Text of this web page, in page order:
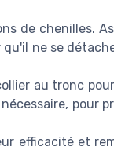
de chenilles.
ne se
au tronc
pour
efficacité et